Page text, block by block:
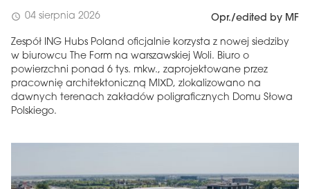
schedule 04 sierpnia 2026 Opr./edited by MF
Zespół ING Hubs Poland oficjalnie korzysta z nowej siedziby
w biurowcu The Form na warszawskiej Woli. Biuro o
powierzchni ponad 6 tys. mkw., zaprojektowane przez
pracownię architektoniczną MIXD, zlokalizowano na
dawnych terenach zakładów poligraficznych Domu Słowa
Polskiego.